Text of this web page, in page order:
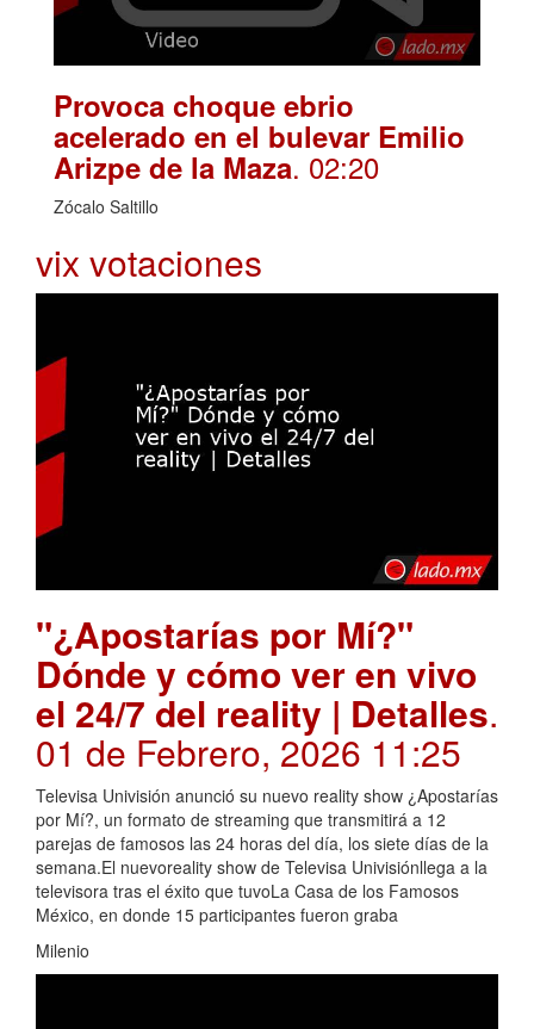
Provoca choque ebrio
acelerado en el bulevar Emilio
Arizpe de la Maza. 02:20
Zócalo Saltillo
vix votaciones
"¿Apostarías por Mí?"
Dónde y cómo ver en vivo
el 24/7 del reality | Detalles.
01 de Febrero, 2026 11:25
Televisa Univisión anunció su nuevo reality show ¿Apostarías
por Mí?, un formato de streaming que transmitirá a 12
parejas de famosos las 24 horas del día, los siete días de la
semana.El nuevoreality show de Televisa Univisiónllega a la
televisora tras el éxito que tuvoLa Casa de los Famosos
México, en donde 15 participantes fueron graba
Milenio